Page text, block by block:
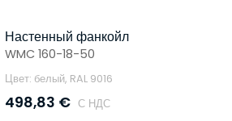
Настенный фанкойл
WMC 160-18-50
Цвет: белый, RAL 9016
498,83 € С НДС